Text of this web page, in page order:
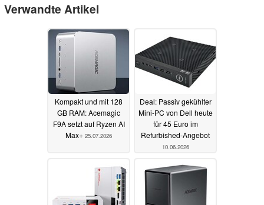
Verwandte Artikel
Kompakt und mit 128
GB RAM: Acemagic
F9A setzt auf Ryzen AI
Max+ 25.07.2026
Deal: Passiv gekühlter
Mini-PC von Dell heute
für 45 Euro im
Refurbished-Angebot
10.06.2026